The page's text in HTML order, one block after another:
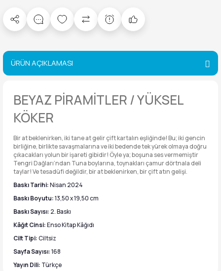
ÜRÜN AÇIKLAMASI
BEYAZ PİRAMİTLER / YÜKSEL
KÖKER
Bir at beklenirken, iki tane at gelir çift kartalın eşliğinde! Bu; iki gencin
birliğine, birlikte savaşmalarına ve iki bedende tek yürek olmaya doğru
çıkacakları yolun bir işareti gibidir! Öyle ya; boşuna ses vermemiştir
Tengri Dağları’ndan Tuna boylarına, toynakları çamur dörtnala deli
taylar! Ve tesadüfi değildir, bir at beklenirken, bir çift atın gelişi.
Baskı Tarihi:Nisan 2024
Baskı Boyutu:13,50 x 19,50 cm
Baskı Sayısı: 2. Baskı
Kâğıt Cinsi:Enso Kitap Kâğıdı
Cilt Tipi:Ciltsiz
Sayfa Sayısı:168
Yayın Dili: Türkçe